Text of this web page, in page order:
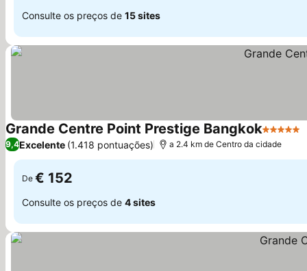
Consulte os preços de 15 sites
Grande Centre Point Prestige Bangkok5 Estrelas
9,4Excelente (1.418 pontuações) a 2.4 km de Centro da cidade
De € 152
Consulte os preços de 4 sites